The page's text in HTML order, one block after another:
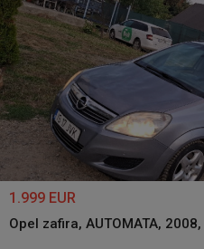
1.999 EUR
Opel zafira, AUTOMATA,